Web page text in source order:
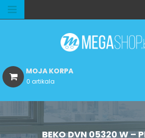
MOJA KORPA
0 artikala
BEKO DVN 05320 W –